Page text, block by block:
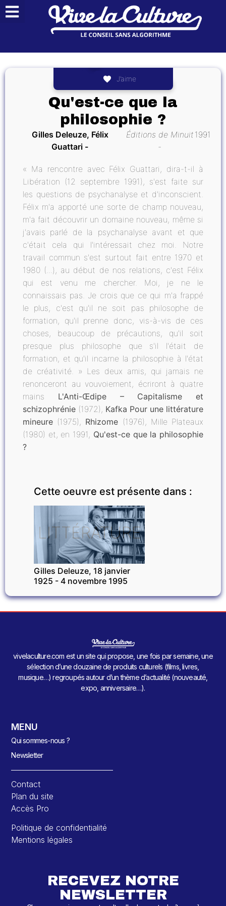
J’aime
Qu'est-ce que la
philosophie ?
Gilles Deleuze, Félix
Guattari
Éditions de Minuit 1991
« Ma rencontre avec Félix Guattari, dira-t-il à
Libération (12 septembre 1991), s'est faite sur
les questions de psychanalyse et d'inconscient.
Félix m'a apporté une sorte de champ nouveau,
m'a fait découvrir un domaine nouveau, même si
j'avais parlé de la psychanalyse avant et que
c'était cela qui l'intéressait chez moi. Notre
travail commun s'est surtout fait entre 1970 et
1980 (...), au début de nos relations, c'est Félix
qui est venu me chercher. Moi, je ne le
connaissais pas. Je crois que ce qui m'a frappé
le plus, c'est qu'il ne soit pas philosophe de
formation, qu'il prenne donc, vis-à-vis de ces
choses, beaucoup de précautions, qu'il soit
presque plus philosophe que s'il l'était de
formation, et qu'il incarne la philosophie à l'état
de créativité. » Les deux amis, qui jamais ne
renonceront au vouvoiement, écriront à quatre
mains L'Anti-Œdipe – Capitalisme et
schizophrénie (1972), Kafka Pour une littérature
mineure (1975), Rhizome (1976), Mille Plateaux
(1980) et, en 1991, Qu'est-ce que la philosophie
?
Cette oeuvre est présente dans :
LITTÉRATURE
Gilles Deleuze, 18 janvier
1925 - 4 novembre 1995
vivelaculture.com est un site qui propose, une fois par semaine, une
sélection d’une douzaine de produits culturels (films, livres,
musique…) regroupés autour d’un thème d’actualité (nouveauté,
expo, anniversaire…).
MENU
Qui sommes-nous ?
Newsletter
Contact
Plan du site
Accès Pro
Politique de confidentialité
Mentions légales
RECEVEZ NOTRE
NEWSLETTER